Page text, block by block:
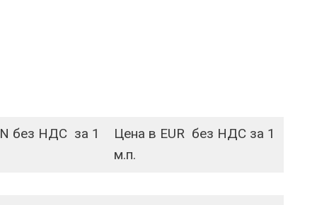
без НДС за 1
Цена в EUR без НДС за 1
м.п.